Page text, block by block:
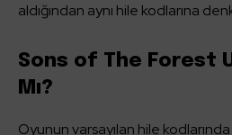
aldığından aynı hile kodlarına
Sons of The Forest
Mı?
Oyunun varsayılan hile